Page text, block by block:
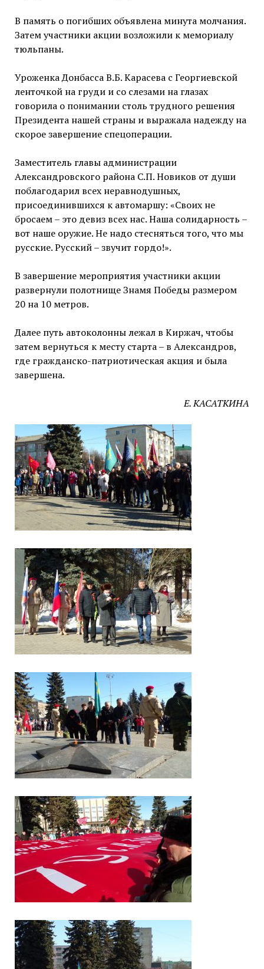
В память о погибших объявлена минута молчания.
Затем участники акции возложили к мемориалу
тюльпаны.
Уроженка Донбасса В.Б. Карасева с Георгиевской
ленточкой на груди и со слезами на глазах
говорила о понимании столь трудного решения
Президента нашей страны и выражала надежду на
скорое завершение спецоперации.
Заместитель главы администрации
Александровского района С.П. Новиков от души
поблагодарил всех неравнодушных,
присоединившихся к автомаршу: «Своих не
бросаем – это девиз всех нас. Наша солидарность –
вот наше оружие. Не надо стесняться того, что мы
русские. Русский – звучит гордо!».
В завершение мероприятия участники акции
развернули полотнище Знамя Победы размером
20 на 10 метров.
Далее путь автоколонны лежал в Киржач, чтобы
затем вернуться к месту старта – в Александров,
где гражданско-патриотическая акция и была
завершена.
Е. КАСАТКИНА